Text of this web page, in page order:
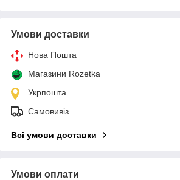
Умови доставки
Нова Пошта
Магазини Rozetka
Укрпошта
Самовивіз
Всі умови доставки
Умови оплати